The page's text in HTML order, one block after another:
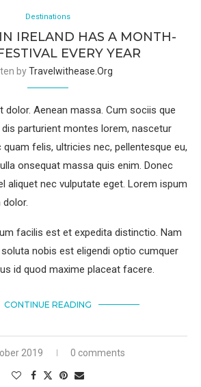
Destinations
IRELAND HAS A MONTH-
EVERY YEAR
byTravelwithease.org
dolor. Aenean massa. Cum sociis que
parturient montes lorem, nascetur
felis, ultricies nec, pellentesque eu,
onsequat massa quis enim. Donec
aliquet nec vulputate eget. Lorem ispum
facilis est et expedita distinctio. Nam
nobis est eligendi optio cumquer
id quod maxime placeat facere.
CONTINUE READING
2019 0 comments